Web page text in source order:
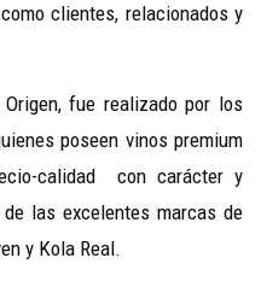
clientes, relacionados y
fue realizado por los
poseen vinos premium
calidad con carácter y
las excelentes marcas de
y Kola Real.